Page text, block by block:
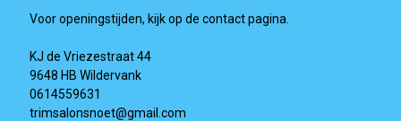
Voor openingstijden, kijk op de contact pagina.
KJ de Vriezestraat 44
9648 HB Wildervank
0614559631
trimsalonsnoet@gmail.com